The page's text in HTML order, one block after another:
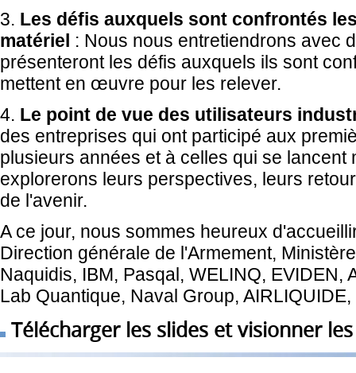
3. Les défis auxquels sont confrontés
matériel : Nous nous entretiendrons avec
présenteront les défis auxquels ils sont
mettent en œuvre pour les relever.
4. Le point de vue des utilisateurs
des entreprises qui ont participé aux
plusieurs années et à celles qui se
explorerons leurs perspectives, leurs
de l'avenir.
A ce jour, nous sommes heureux
Direction générale de l'Armement,
Naquidis, IBM, Pasqal, WELINQ, EVIDEN,
Lab Quantique, Naval Group,
Télécharger les slides et visionner